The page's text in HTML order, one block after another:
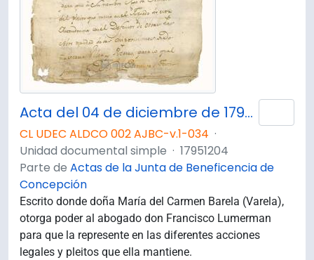
Acta del 04 de diciembre de 1795. Poder que otorga doña María del Carmen Barela al abogado el Dr. Francisco Lumerman.
CL UDEC ALDCO 002 AJBC-v.1-034 ·
Unidad documental simple · 17951204
Parte de Actas de la Junta de Beneficencia de
Concepción
Escrito donde doña María del Carmen Barela (Varela),
otorga poder al abogado don Francisco Lumerman
para que la represente en las diferentes acciones
legales y pleitos que ella mantiene.